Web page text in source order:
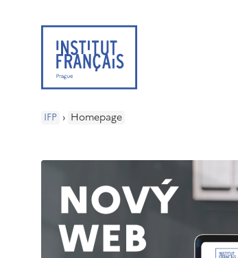
IFP › Homepage